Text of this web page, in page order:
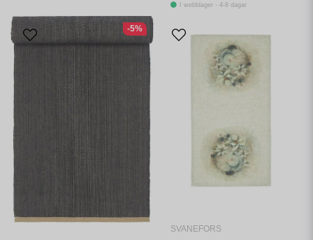
I webblager - 4-8 dagar
-5%
SVANEFORS